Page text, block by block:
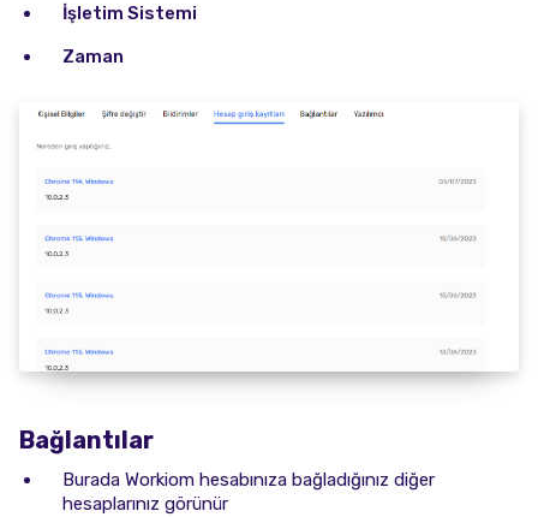
İşletim Sistemi
Zaman
Bağlantılar
Burada Workiom hesabınıza bağladığınız diğer
hesaplarınız görünür